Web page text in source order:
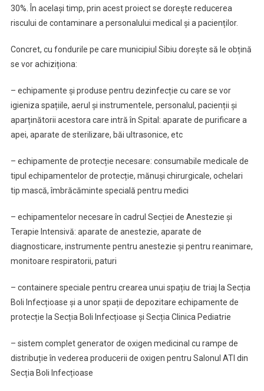
30%. În același timp, prin acest proiect se dorește reducerea
riscului de contaminare a personalului medical și a pacienților.
Concret, cu fondurile pe care municipiul Sibiu dorește să le obțină
se vor achiziționa:
– echipamente și produse pentru dezinfecție cu care se vor
igieniza spațiile, aerul și instrumentele, personalul, pacienții și
aparținătorii acestora care intră în Spital: aparate de purificare a
apei, aparate de sterilizare, băi ultrasonice, etc
– echipamente de protecție necesare: consumabile medicale de
tipul echipamentelor de protecție, mănuși chirurgicale, ochelari
tip mască, îmbrăcăminte specială pentru medici
– echipamentelor necesare în cadrul Secției de Anestezie şi
Terapie Intensivă: aparate de anestezie, aparate de
diagnosticare, instrumente pentru anestezie şi pentru reanimare,
monitoare respiratorii, paturi
– containere speciale pentru crearea unui spațiu de triaj la Secția
Boli Infecțioase și a unor spații de depozitare echipamente de
protecție la Secția Boli Infecțioase și Secția Clinica Pediatrie
– sistem complet generator de oxigen medicinal cu rampe de
distribuție în vederea producerii de oxigen pentru Salonul ATI din
Secția Boli Infecțioase